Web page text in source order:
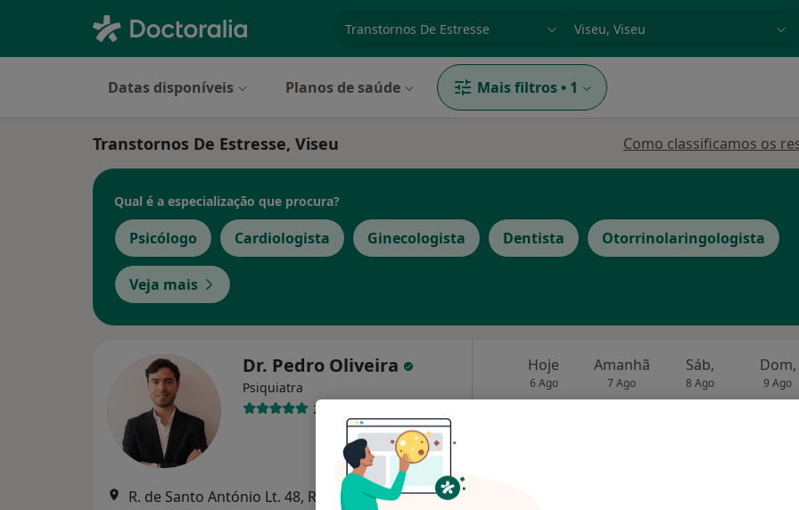
Datas disponíveis Planos de saúde Mais filtros • 1
Transtornos De Estresse, Viseu Como classificamos os
Qual é a especialização que procura?
Psicólogo Cardiologista Ginecologista Dentista Otorrinolaringologista
Veja mais
Dr. Pedro Oliveira
Psiquiatra
238 opiniões
R. de Santo António Lt. 48, R/C, Viseu•Mapa
Hoje
6 Ago
Amanhã
7 Ago
Sáb,
8 Ago
Dom,
9 Ago